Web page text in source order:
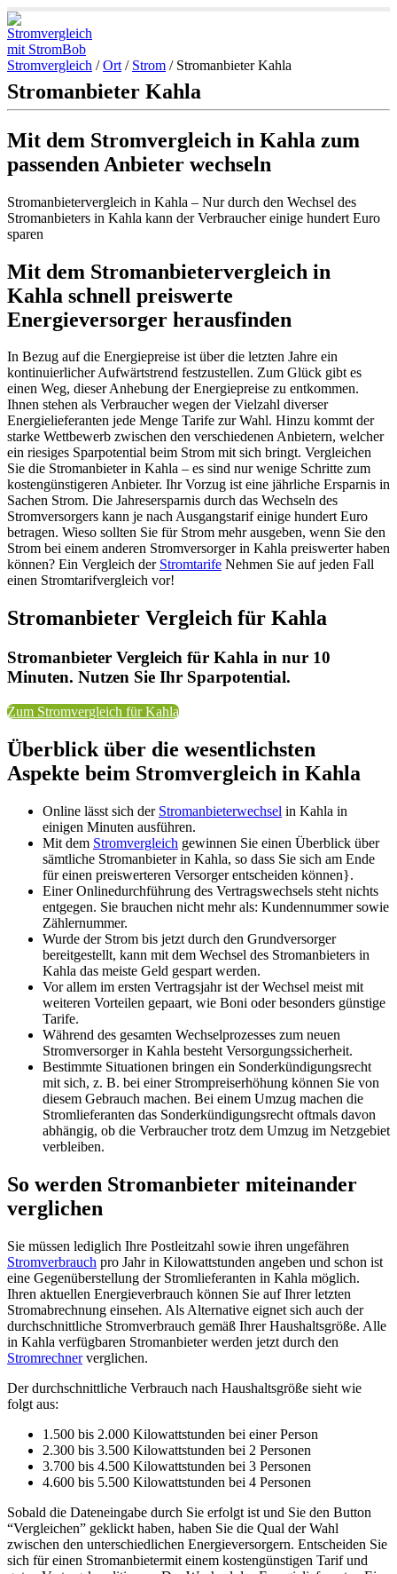
Stromvergleich /Ort / Strom / Stromanbieter Kahla
Stromanbieter Kahla
Mit dem Stromvergleich in Kahla zum
passenden Anbieter wechseln
Stromanbietervergleich in Kahla – Nur durch den Wechsel des
Stromanbieters in Kahla kann der Verbraucher einige hundert Euro
sparen
Mit dem Stromanbietervergleich in
Kahla schnell preiswerte
Energieversorger herausfinden
In Bezug auf die Energiepreise ist über die letzten Jahre ein
kontinuierlicher Aufwärtstrend festzustellen. Zum Glück gibt es
einen Weg, dieser Anhebung der Energiepreise zu entkommen.
Ihnen stehen als Verbraucher wegen der Vielzahl diverser
Energielieferanten jede Menge Tarife zur Wahl. Hinzu kommt der
starke Wettbewerb zwischen den verschiedenen Anbietern, welcher
ein riesiges Sparpotential beim Strom mit sich bringt. Vergleichen
Sie die Stromanbieter in Kahla – es sind nur wenige Schritte zum
kostengünstigeren Anbieter. Ihr Vorzug ist eine jährliche Ersparnis in
Sachen Strom. Die Jahresersparnis durch das Wechseln des
Stromversorgers kann je nach Ausgangstarif einige hundert Euro
betragen. Wieso sollten Sie für Strom mehr ausgeben, wenn Sie den
Strom bei einem anderen Stromversorger in Kahla preiswerter haben
können? Ein Vergleich der Stromtarife Nehmen Sie auf jeden Fall
einen Stromtarifvergleich vor!
Stromanbieter Vergleich für Kahla
Stromanbieter Vergleich für Kahla in nur 10
Minuten. Nutzen Sie Ihr Sparpotential.
Zum Stromvergleich für Kahla
Überblick über die wesentlichsten
Aspekte beim Stromvergleich in Kahla
Online lässt sich der Stromanbieterwechsel in Kahla in
einigen Minuten ausführen.
Mit dem Stromvergleich gewinnen Sie einen Überblick über
sämtliche Stromanbieter in Kahla, so dass Sie sich am Ende
für einen preiswerteren Versorger entscheiden können}.
Einer Onlinedurchführung des Vertragswechsels steht nichts
entgegen. Sie brauchen nicht mehr als: Kundennummer sowie
Zählernummer.
Wurde der Strom bis jetzt durch den Grundversorger
bereitgestellt, kann mit dem Wechsel des Stromanbieters in
Kahla das meiste Geld gespart werden.
Vor allem im ersten Vertragsjahr ist der Wechsel meist mit
weiteren Vorteilen gepaart, wie Boni oder besonders günstige
Tarife.
Während des gesamten Wechselprozesses zum neuen
Stromversorger in Kahla besteht Versorgungssicherheit.
Bestimmte Situationen bringen ein Sonderkündigungsrecht
mit sich, z. B. bei einer Strompreiserhöhung können Sie von
diesem Gebrauch machen. Bei einem Umzug machen die
Stromlieferanten das Sonderkündigungsrecht oftmals davon
abhängig, ob die Verbraucher trotz dem Umzug im Netzgebiet
verbleiben.
So werden Stromanbieter miteinander
verglichen
Sie müssen lediglich Ihre Postleitzahl sowie ihren ungefähren
Stromverbrauch pro Jahr in Kilowattstunden angeben und schon ist
eine Gegenüberstellung der Stromlieferanten in Kahla möglich.
Ihren aktuellen Energieverbrauch können Sie auf Ihrer letzten
Stromabrechnung einsehen. Als Alternative eignet sich auch der
durchschnittliche Stromverbrauch gemäß Ihrer Haushaltsgröße. Alle
in Kahla verfügbaren Stromanbieter werden jetzt durch den
Stromrechnerverglichen.
Der durchschnittliche Verbrauch nach Haushaltsgröße sieht wie
folgt aus:
1.500 bis 2.000 Kilowattstunden bei einer Person
2.300 bis 3.500 Kilowattstunden bei 2 Personen
3.700 bis 4.500 Kilowattstunden bei 3 Personen
4.600 bis 5.500 Kilowattstunden bei 4 Personen
Sobald die Dateneingabe durch Sie erfolgt ist und Sie den Button
“Vergleichen” geklickt haben, haben Sie die Qual der Wahl
zwischen den unterschiedlichen Energieversorgern. Entscheiden Sie
sich für einen Stromanbietermit einem kostengünstigen Tarif und